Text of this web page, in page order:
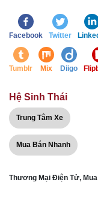
Facebook Twitter
Tumblr Mix Diigo
Hệ Sinh Thái
Trung Tâm Xe
Mua Bán Nhanh
Thương Mại Điện Tử,